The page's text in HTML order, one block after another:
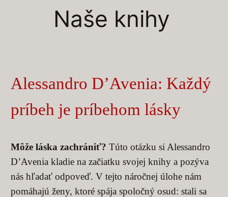
Naše knihy
Alessandro D’Avenia: Každý
príbeh je príbehom lásky
Môže láska zachrániť? Túto otázku si Alessandro
D’Avenia kladie na začiatku svojej knihy a pozýva
nás hľadať odpoveď. V tejto náročnej úlohe nám
pomáhajú ženy, ktoré spája spoločný osud: stali sa